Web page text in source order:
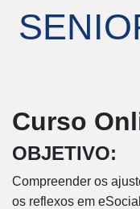
Curso
OBJETIVO:
Compreender os
os reflexos em